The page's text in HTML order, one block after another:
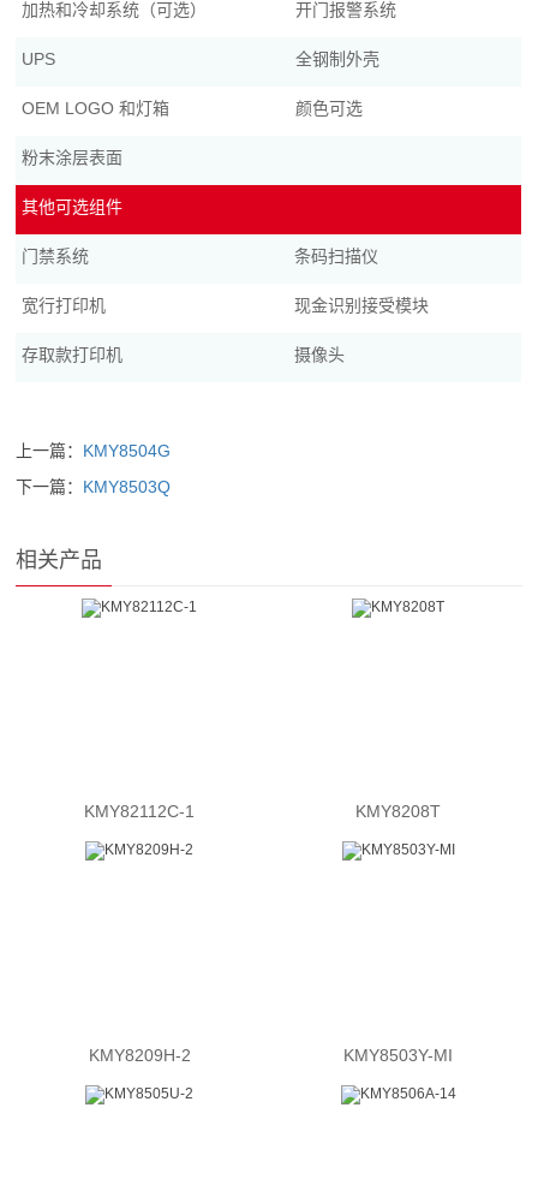
加热和冷却系统（可选） 开门报警系统
UPS 全钢制外壳
OEM LOGO 和灯箱 颜色可选
粉末涂层表面
其他可选组件
门禁系统 条码扫描仪
宽行打印机 现金识别接受模块
存取款打印机 摄像头
上一篇： KMY8504G
下一篇： KMY8503Q
相关产品
KMY82112C-1 KMY8208T
KMY8209H-2 KMY8503Y-MI